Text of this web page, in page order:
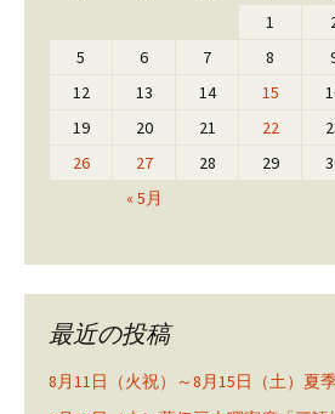
« 5月
1
5
6 7 8
12
13 14 15
19
20 21 22
26
27 28 29
最近の投稿
8月11日（火祝）～8月15日（土）夏